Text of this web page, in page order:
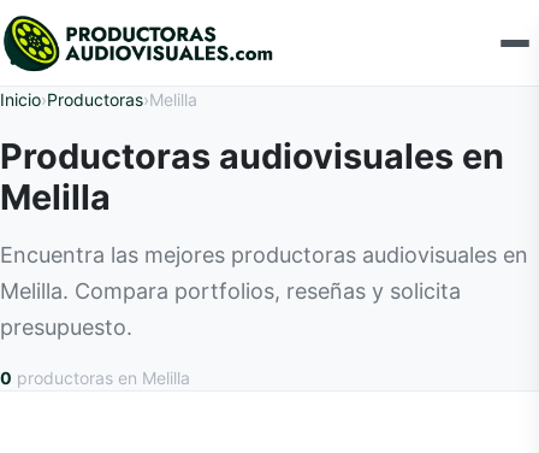
Inicio›Productoras›Melilla
Productoras audiovisuales en
Melilla
Encuentra las mejores productoras audiovisuales en
Melilla. Compara portfolios, reseñas y solicita
presupuesto.
0 productoras en Melilla